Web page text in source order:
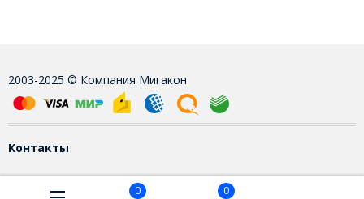
2003-2025 © Компания Мигакон
Контакты
0 0